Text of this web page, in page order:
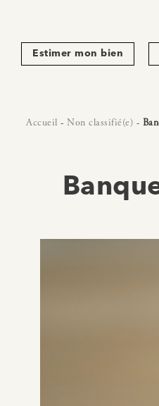
Estimer mon bien
Accueil - Non classifié(e) -